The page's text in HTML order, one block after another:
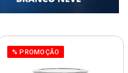
% PROMOÇÃO